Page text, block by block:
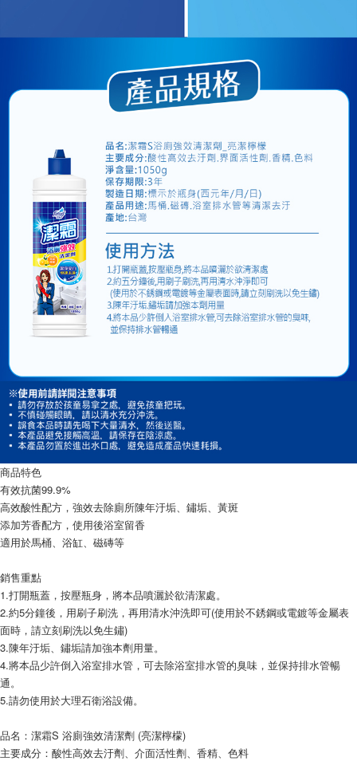
商品特色
有效抗菌99.9%
高效酸性配方，強效去除廁所陳年汙垢、鏽垢、黃斑
添加芳香配方，使用後浴室留香
適用於馬桶、浴缸、磁磚等
銷售重點
1.打開瓶蓋，按壓瓶身，將本品噴灑於欲清潔處。
2.約5分鐘後，用刷子刷洗，再用清水沖洗即可(使用於不銹鋼或電鍍等金屬表
面時，請立刻刷洗以免生鏽)
3.陳年汙垢、鏽垢請加強本劑用量。
4.將本品少許倒入浴室排水管，可去除浴室排水管的臭味，並保持排水管暢
通。
5.請勿使用於大理石衛浴設備。
品名：潔霜S 浴廁強效清潔劑 (亮潔檸檬)
主要成分：酸性高效去汙劑、介面活性劑、香精、色料